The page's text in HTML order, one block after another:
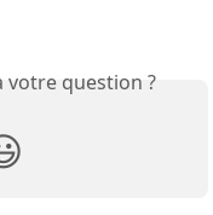
votre question ?